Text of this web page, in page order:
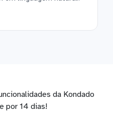
da Kondado
por 14 dias!